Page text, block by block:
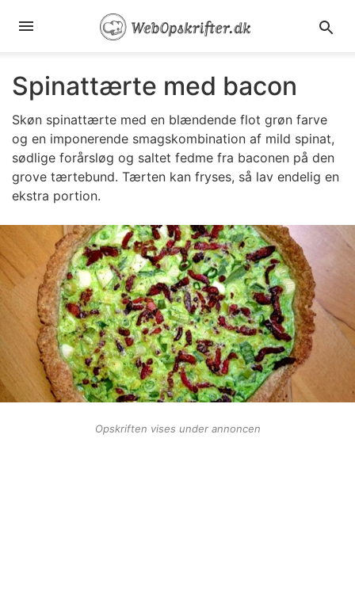
Spinattærte med bacon
Skøn spinattærte med en blændende flot grøn farve
og en imponerende smagskombination af mild spinat,
sødlige forårsløg og saltet fedme fra baconen på den
grove tærtebund. Tærten kan fryses, så lav endelig en
ekstra portion.
Opskriften vises under annoncen